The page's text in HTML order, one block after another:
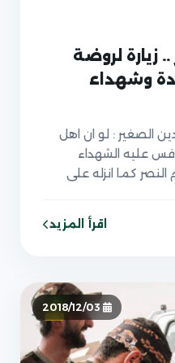
زيارة لروضة
وشهداء
الصغير : لو ان اهل
عليه الشهداء
النصر كما انزله على
اقرأ المزيد